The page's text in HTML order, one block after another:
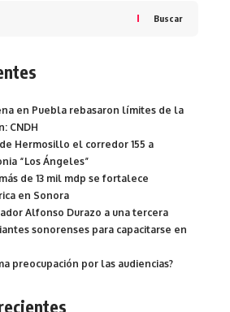
Buscar
en Puebla rebasaron límites de la
CNDH
Hermosillo el corredor 155 a
“Los Ángeles”
de 13 mil mdp se fortalece
en Sonora
Alfonso Durazo a una tercera
sonorenses para capacitarse en
preocupación por las audiencias?